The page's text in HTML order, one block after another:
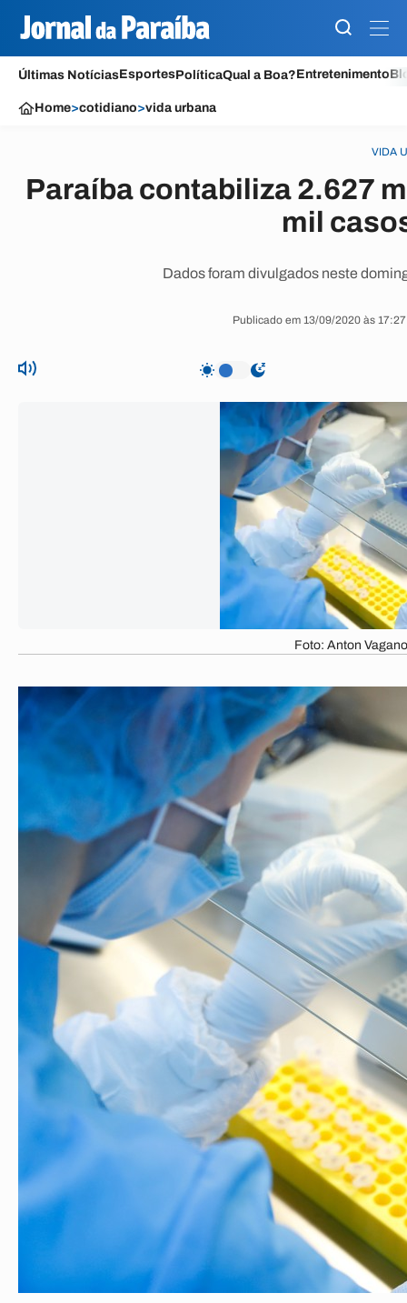
Últimas NotíciasEsportesPolíticaQual a Boa?Entretenimento
Home>cotidiano>vida urbana
VIDA
Paraíba contabiliza 2.627
mil
Dados foram divulgados neste
Publicado em 13/09/2020 às
Foto: Anton